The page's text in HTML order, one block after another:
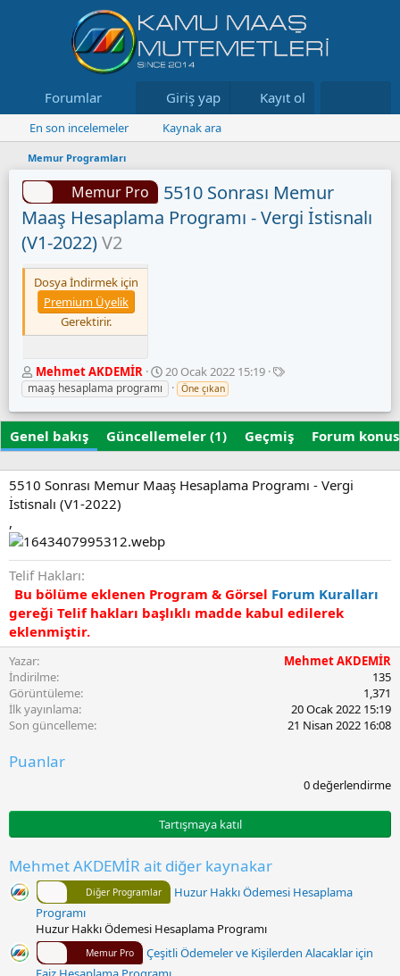
Forumlar Neler yeni Kaynaklar
Giriş yap Kayıt ol
En son incelemeler Kaynak ara
Memur Programları
Memur Pro
5510 Sonrası Memur
Maaş Hesaplama Programı - Vergi İstisnalı
(V1-2022)V2
Dosya İndirmek için
Premium Üyelik
Gerektirir.
Y
a
z
a
r
Mehmet AKDEMİR
O
l
u
ş
t
u
r
u
t
a
i
h
20 Ocak 2022 15:19
E
k
e
t
l
e
maaş hesaplama programı Öne çıkan
Genel bakış Güncellemeler (1) Geçmiş Forum
5510 Sonrası Memur Maaş Hesaplama Programı - Vergi
İstisnalı (V1-2022)
,
Telif Hakları
Bu bölüme eklenen Program & Görsel Forum Kuralları
gereği Telif hakları başlıklı madde kabul edilerek
eklenmiştir.
Yazar
Mehmet AKDEMİR
İndirilme
135
Görüntüleme
1,371
İlk yayınlama
20 Ocak 2022 15:19
Son güncelleme
21 Nisan 2022 16:08
Puanlar
0
y
l
d
ı
z
0 değerlendirme
Tartışmaya katıl
Mehmet AKDEMİR ait diğer kaynakar
Diğer Programlar
Huzur Hakkı Ödemesi Hesaplama
Programı
Huzur Hakkı Ödemesi Hesaplama Programı
Memur Pro
Çeşitli Ödemeler ve Kişilerden Alacaklar için